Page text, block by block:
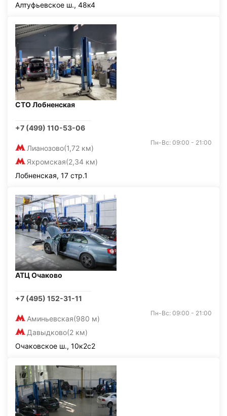
Алтуфьевское ш., 48к4
СТО Лобненская
+7 (499) 110-53-06
Лианозово(1,72 км)
Яхромская(2,34 км)
Пн-Вс: 09:00 - 21:00
Лобненская, 17 стр.1
АТЦ Очаково
+7 (495) 152-31-11
Аминьевская(980 м)
Давыдково(2 км)
Пн-Вс: 09:00 - 21:00
Очаковское ш., 10к2с2